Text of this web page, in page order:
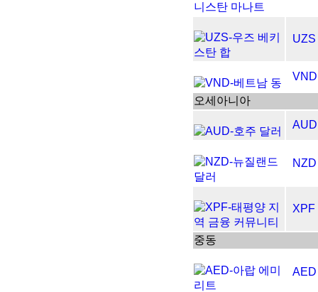
UZS
VND
오세아니아
AUD
NZD
XPF
중동
AED